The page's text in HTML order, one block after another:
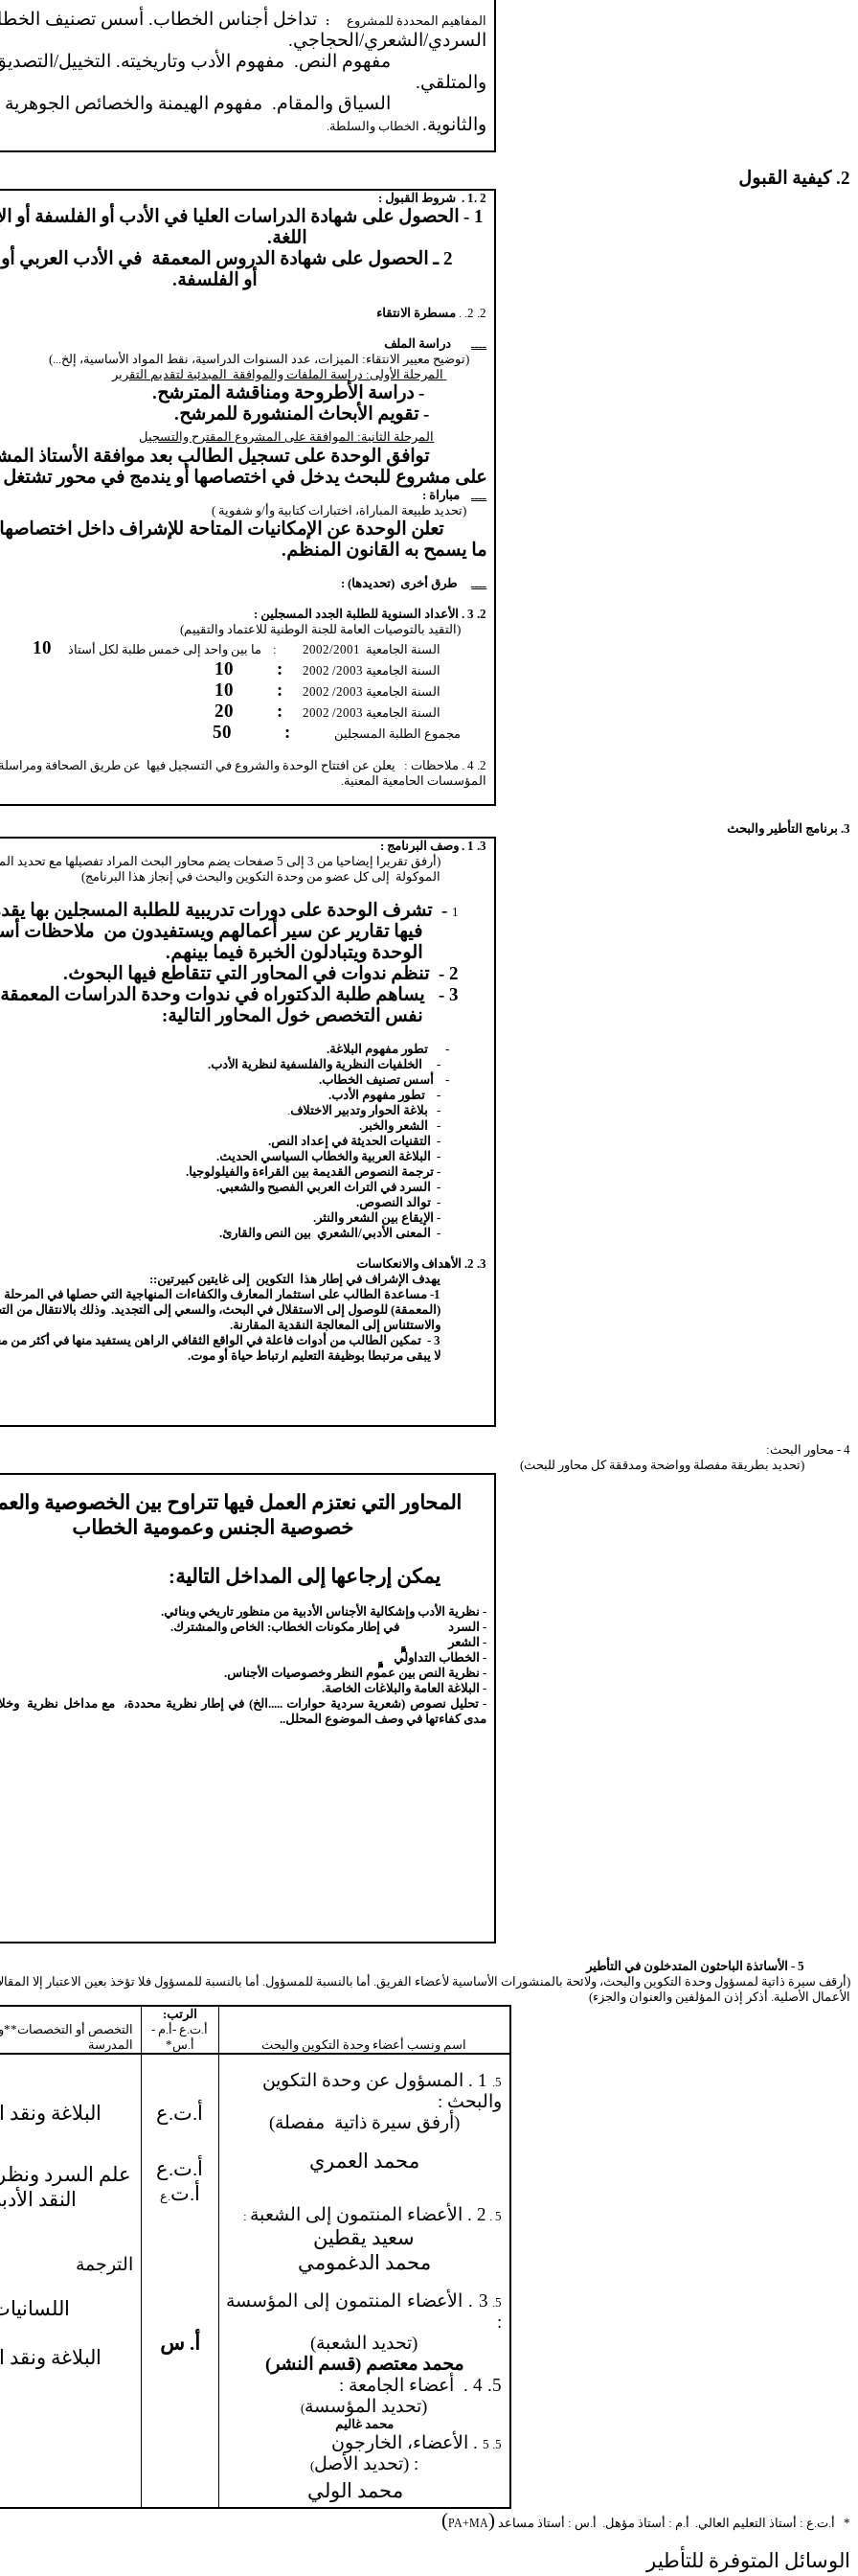
المفاهيم المحددة للمشروع :
تداخل أجناس الخطاب. أسس تصنيف
السردي/الشعري/الحجاجي.
مفهوم النص. مفهوم الأدب وتاريخيته. التخييل/
والمتلقي.
السياق والمقام. مفهوم الهيمنة والخصائص الجوهرية
والثانوية. الخطاب والسلطة.
2. كيفية القبول
2 .1 . شروط القبول :
1 - الحصول على شهادة الدراسات العليا في الأدب أو الفلسفة أو
اللغة.
2 ـ الحصول على شهادة الدروس المعمقة
في الأدب العربي أو
أو الفلسفة.
2. 2. . مسطرة الانتقاء
ــــ
دراسة الملف
(توضيح معيير الانتقاء: الميزات، عدد السنوات الدراسية، نقط المواد الأساسية، إلخ...)
المرحلة الأولى: دراسة الملفات والموافقة المبدئية لتقديم التقرير
- دراسة الأطروحة ومناقشة المترشح.
- تقويم الأبحاث المنشورة للمرشح.
المرحلة الثانية: الموافقة على المشروع المقترح والتسجيل
توافق الوحدة على تسجيل الطالب بعد موافقة الأستاذ
على مشروع للبحث يدخل في اختصاصها أو يندمج في محور تشتغل
ــــ
مباراة :
(تحديد طبيعة المباراة، اختبارات كتابية وأ/و شفوية )
تعلن الوحدة عن الإمكانيات المتاحة للإشراف داخل
ما يسمح به القانون المنظم.
ــــ طرق أخرى (تحديدها) :
2. 3 . الأعداد السنوية للطلبة الجدد المسجلين :
(التقيد بالتوصيات العامة للجنة الوطنية للاعتماد والتقييم)
السنة الجامعية 2002/2001
: ما بين واحد إلى خمس طلبة لكل أستاذ 10
السنة الجامعية 2003/ 2002 :
10
السنة الجامعية 2003/ 2002 :
10
السنة الجامعية 2003/ 2002 :
20
مجموع الطلبة المسجلين :
50
2. 4 . ملاحظات : يعلن عن افتتاح الوحدة والشروع في التسجيل فيها عن طريق الصحافة ومراسلة
المؤسسات الحامعية المعنية.
3. برنامج التأطير والبحث
3. 1 . وصف البرنامج :
(أرفق تقريرا إيضاحيا من 3 إلى 5 صفحات يضم محاور البحث المراد تفصيلها مع تحديد
الموكولة إلى كل عضو من وحدة التكوين والبحث في إنجاز هذا البرنامج)
1
- تشرف الوحدة على دورات تدريبية للطلبة المسجلين بها
فيها تقارير عن سير أعمالهم ويستفيدون من ملاحظات
الوحدة ويتبادلون الخبرة فيما بينهم.
2 -
تنظم ندوات في المحاور التي تتقاطع فيها البحوث.
3 -
يساهم طلبة الدكتوراه في ندوات وحدة الدراسات
نفس التخصص خول المحاور التالية:
-
تطور مفهوم البلاغة.
-
الخلفيات النظرية والفلسفية لنظرية الأدب.
-
أسس تصنيف الخطاب.
-
تطور مفهوم الأدب.
-
بلاغة الحوار وتدبير الاختلاف.
-
الشعر والخبر.
-
التقنيات الحديثة في إعداد النص.
-
البلاغة العربية والخطاب السياسي الحديث.
- ترجمة النصوص القديمة بين القراءة والفيلولوجيا.
-
السرد في التراث العربي الفصيح والشعبي.
- توالد النصوص.
- الإيقاع بين الشعر والنثر.
-
المعنى الأدبي/الشعري بين النص والقارئ.
3. 2. الأهداف والانعكاسات
يهدف الإشراف في إطار هذا
التكوين
إلى غايتين كبيرتين::
1- مساعدة الطالب على استثمار المعارف والكفاءات المنهاجية التي حصلها في المرحلة
(المعمقة) للوصول إلى الاستقلال في البحث، والسعي إلى التجديد. وذلك بالانتقال من
والاستئناس إلى المعالجة النقدية المقارنة.
3 -
تمكين الطالب من أدوات فاعلة في الواقع الثقافي الراهن يستفيد منها في أكثر من
لا يبقى مرتبطا بوظيفة التعليم ارتباط حياة أو موت.
4 - محاور البحث:
(تحديد بطريقة مفصلة وواضحة ومدققة كل محاور للبحث)
المحاور التي نعتزم العمل فيها تتراوح بين الخصوصية
خصوصية الجنس وعمومية الخطاب
يمكن إرجاعها إلى المداخل التالية:
- نظرية الأدب وإشكالية الأجناس الأدبية من منظور تاريخي وبنائي.
- السرد
في إطار مكونات الخطاب: الخاص والمشترك.
- الشعر
- الخطاب التداولي
- نظرية النص بين عموم النظر وخصوصيات الأجناس.
- البلاغة العامة والبلاغات الخاصة.
- تحليل نصوص (شعرية سردية حوارات .....الخ) في إطار نظرية محددة،
مع مداخل نظرية
مدى كفاءتها في وصف الموضوع المحلل..
5 - الأساتذة الباحثون المتدخلون في التأطير
(أرقف سيرة ذاتية لمسؤول وحدة التكوين والبحث، ولائحة بالمنشورات الأساسية لأعضاء الفريق. أما بالنسبة للمسؤول. أما بالنسبة للمسؤول فلا تؤخذ بعين الاعتبار إلا
الأعمال الأصلية. أذكر إذن المؤلفين والعنوان والجزء)
التخصص أو
المدرسة
الرتب:
أ.ت.ع -أ.م -
أ.س*
اسم ونسب أعضاء وحدة التكوين والبحث
البلاغة
علم السرد
النقد
الترجمة
البلاغة
أ.ت.ع
أ.ت.ع
أ.ت.ع
أ. س
5.
1 . المسؤول عن وحدة التكوين
والبحث :
(أرفق سيرة ذاتية مفصلة)
محمد العمري
5 . 2 . الأعضاء المنتمون إلى الشعبة :
سعيد يقطين
محمد الدغمومي
5.
3 . الأعضاء المنتمون إلى المؤسسة
:
(تحديد الشعبة)
محمد معتصم (قسم النشر)
5. 4 .
أعضاء الجامعة :
(تحديد المؤسسة)
محمد غاليم
5. 5
. الأعضاء، الخارجون
: (تحديد الأصل)
محمد الولي
* أ.ت.ع : أستاذ التعليم العالي. أ.م : أستاذ مؤهل. أ.س : أستاذ مساعد (
PA+MA
)
الوسائل المتوفرة للتأطير